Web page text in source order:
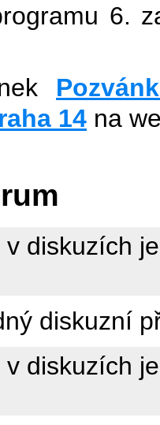
6.
14 na
v diskuzích
diskuzní
v diskuzích